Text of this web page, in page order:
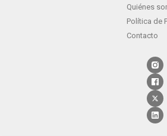
Quiénes
Política de
Contacto